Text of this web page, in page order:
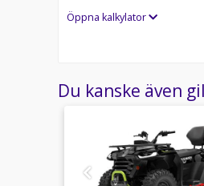
Öppna kalkylator
Du kanske även